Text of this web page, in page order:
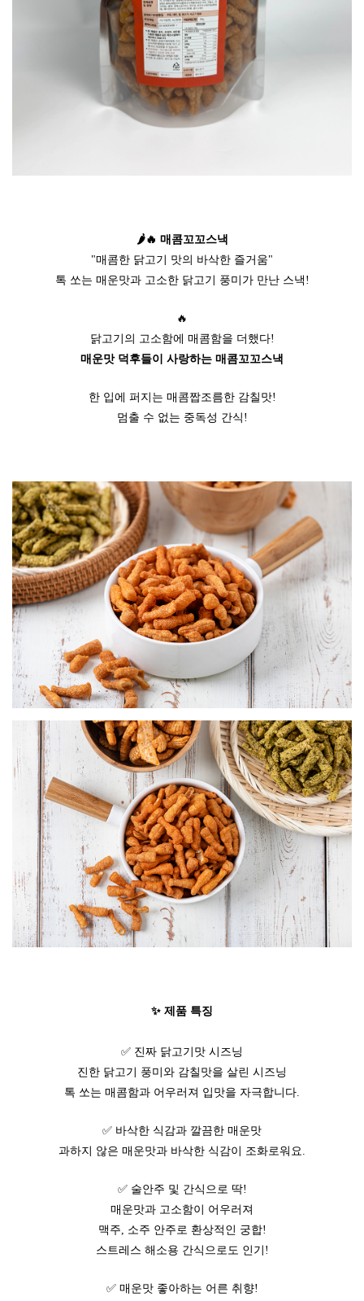
🌶🔥 매콤꼬꼬스낵
"매콤한 닭고기 맛의 바삭한 즐거움"
톡 쏘는 매운맛과 고소한 닭고기 풍미가 만난 스낵!
🔥
닭고기의 고소함에 매콤함을 더했다!
매운맛 덕후들이 사랑하는 매콤꼬꼬스낵
한 입에 퍼지는 매콤짭조름한 감칠맛!
멈출 수 없는 중독성 간식!
✨ 제품 특징
✅ 진짜 닭고기맛 시즈닝
진한 닭고기 풍미와 감칠맛을 살린 시즈닝
톡 쏘는 매콤함과 어우러져 입맛을 자극합니다.
✅ 바삭한 식감과 깔끔한 매운맛
과하지 않은 매운맛과 바삭한 식감이 조화로워요.
✅ 술안주 및 간식으로 딱!
매운맛과 고소함이 어우러져
맥주, 소주 안주로 환상적인 궁합!
스트레스 해소용 간식으로도 인기!
✅ 매운맛 좋아하는 어른 취향!